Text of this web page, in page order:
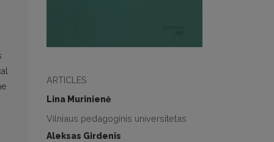
ARTICLES
Lina Murinienė
Vilniaus pedagoginis universitetas
Aleksas Girdenis